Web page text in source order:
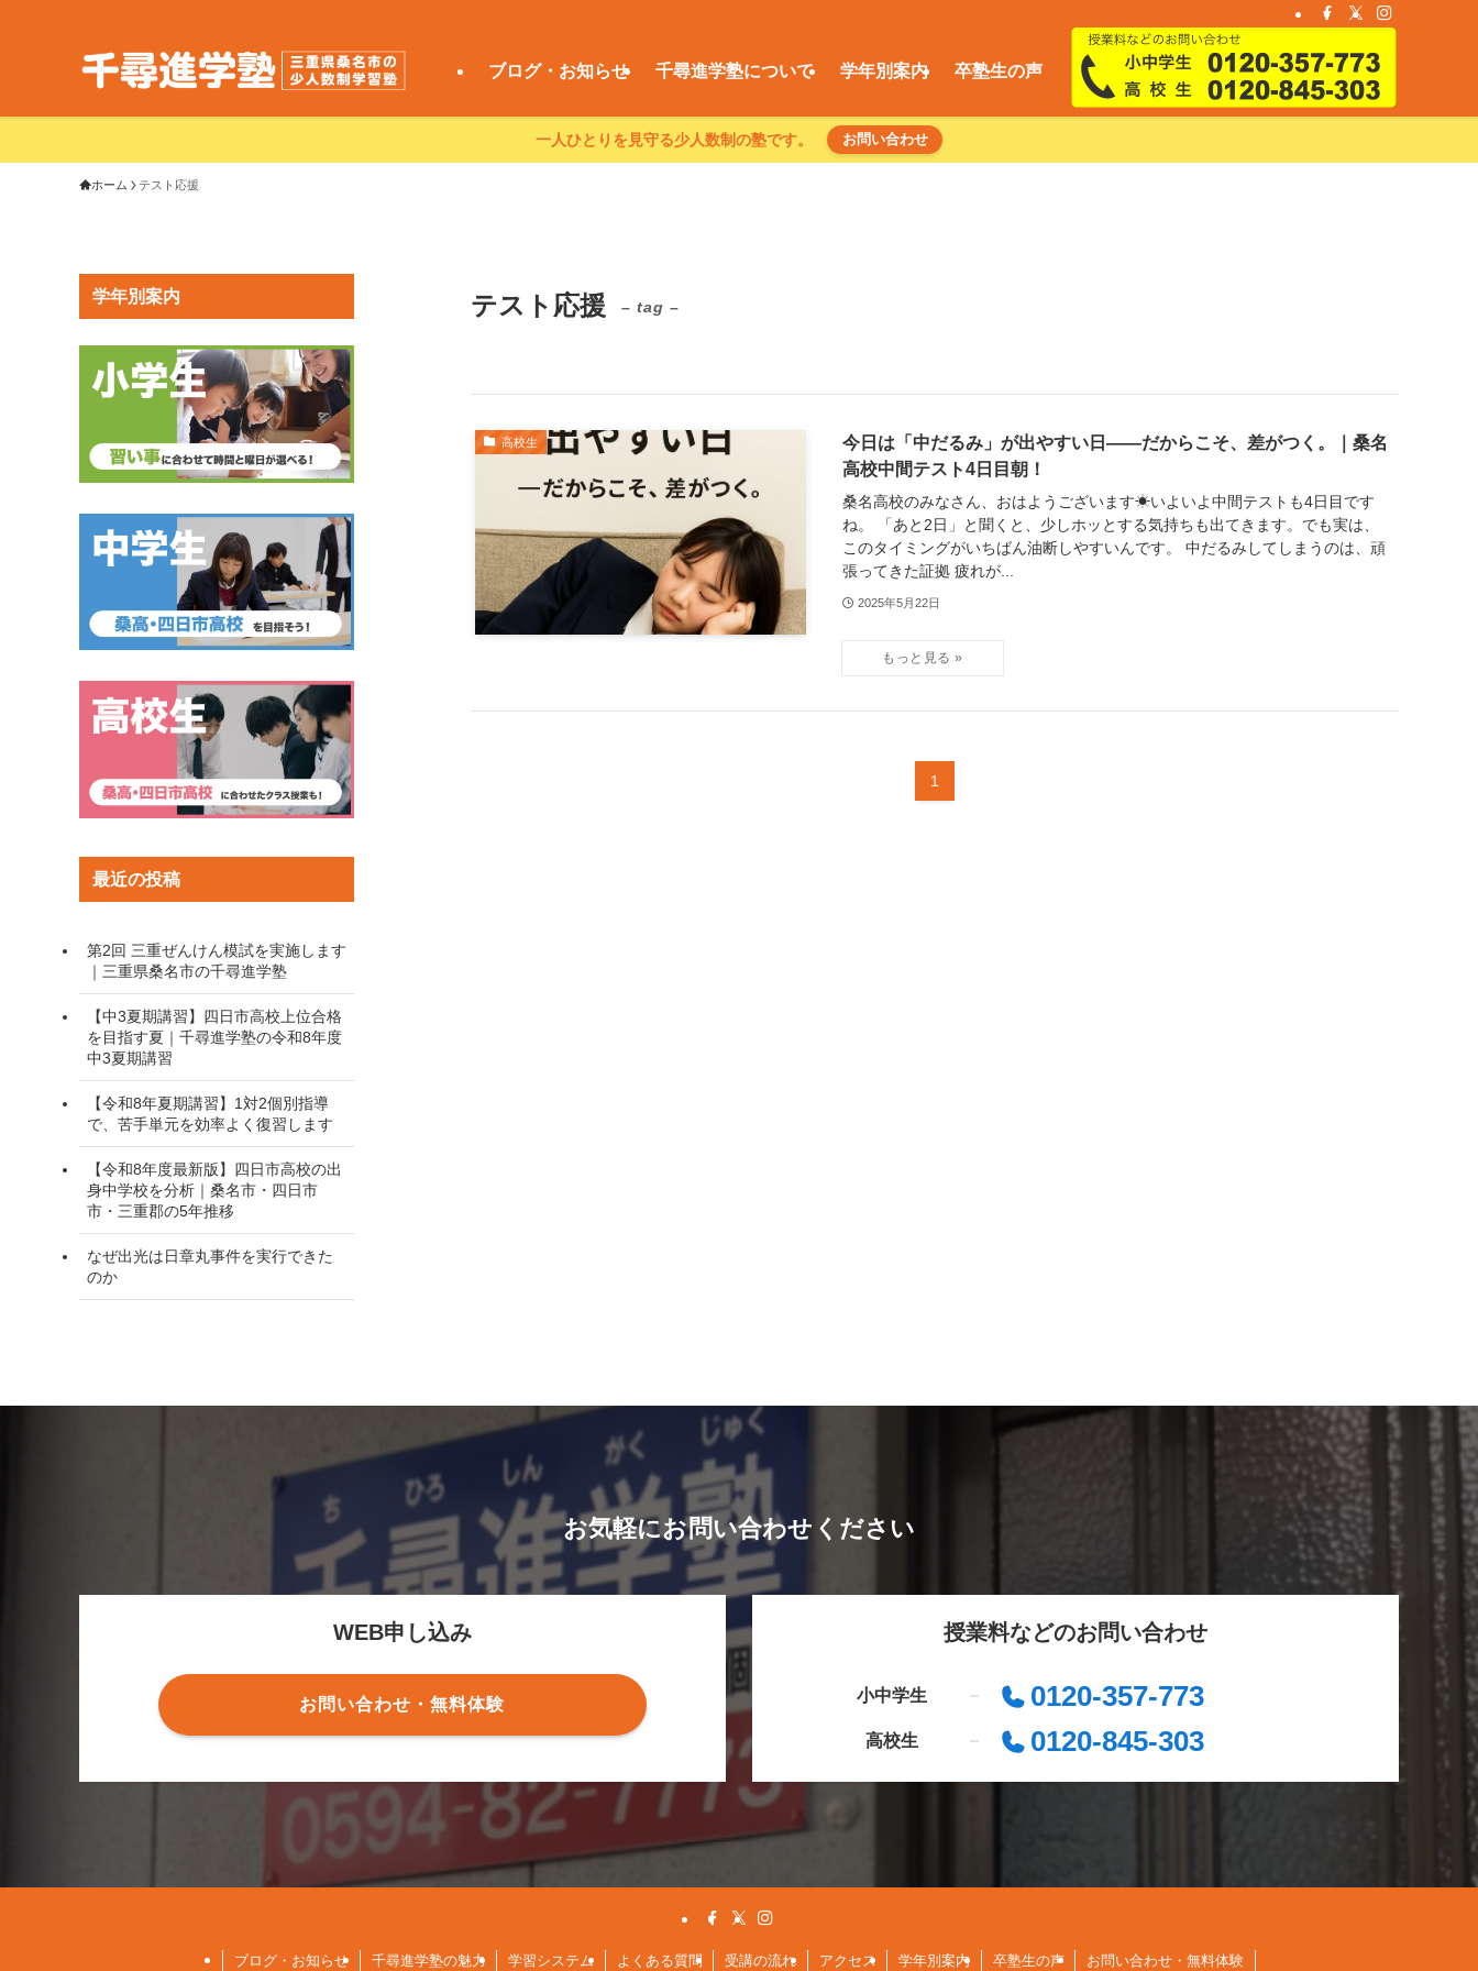
ブログ・お知らせ 千尋進学塾について 学年別案内 卒塾生の声
一人ひとりを見守る少人数制の塾です。 お問い合わせ
ホーム テスト応援
テスト応援 – tag –
高校生
今日は「中だるみ」が出やすい日——だからこそ、差がつく。｜桑名
高校中間テスト4日目朝！
桑名高校のみなさん、おはようございます☀いよいよ中間テストも4日目です
ね。 「あと2日」と聞くと、少しホッとする気持ちも出てきます。でも実は、
このタイミングがいちばん油断しやすいんです。 中だるみしてしまうのは、頑
張ってきた証拠 疲れが...
2025年5月22日
1
学年別案内
最近の投稿
第2回 三重ぜんけん模試を実施します
｜三重県桑名市の千尋進学塾
【中3夏期講習】四日市高校上位合格
を目指す夏｜千尋進学塾の令和8年度
中3夏期講習
【令和8年夏期講習】1対2個別指導
で、苦手単元を効率よく復習します
【令和8年度最新版】四日市高校の出
身中学校を分析｜桑名市・四日市
市・三重郡の5年推移
なぜ出光は日章丸事件を実行できた
のか
お気軽にお問い合わせください
WEB申し込み
お問い合わせ・無料体験
授業料などのお問い合わせ
小中学生 0120-357-773
高校生 0120-845-303
ブログ・お知らせ 千尋進学塾の魅力 学習システム よくある質問 受講の流れ アクセス 学年別案内 卒塾生の声 お問い合わせ・無料体験